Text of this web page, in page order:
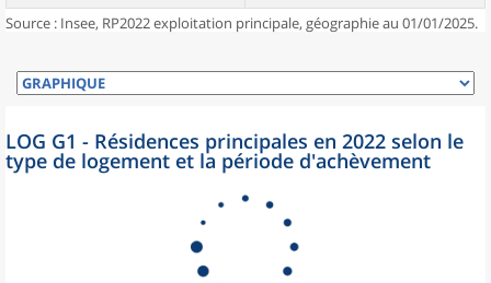
Source : Insee, RP2022 exploitation principale, géographie au 01/01/2025.
LOG G1 - Résidences principales en 2022 selon le
type de logement et la période d'achèvement